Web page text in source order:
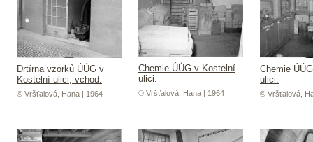
Drtírna vzorků ÚÚG v
Kostelní ulici, vchod.
© Vršťalová, Hana | 1964
Chemie ÚÚG v Kostelní
ulici.
© Vršťalová, Hana | 1964
Chemie
ulici.
© Vršťalová,